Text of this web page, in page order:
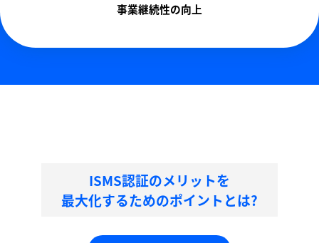
事業継続性の向上
ISMS認証のメリットを
最大化するためのポイントとは?